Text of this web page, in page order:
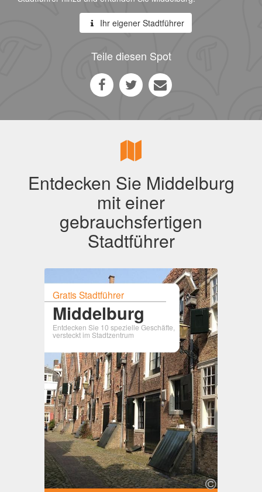
Ihr eigener Stadtführer
Teile diesen Spot
Entdecken Sie Middelburg
mit einer
gebrauchsfertigen
Stadtführer
Gratis Stadtführer
Middelburg
Entdecken Sie 10 spezielle Geschäfte,
versteckt im Stadtzentrum